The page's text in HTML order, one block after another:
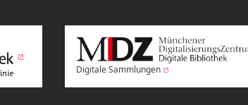
Digitale Sammlungen